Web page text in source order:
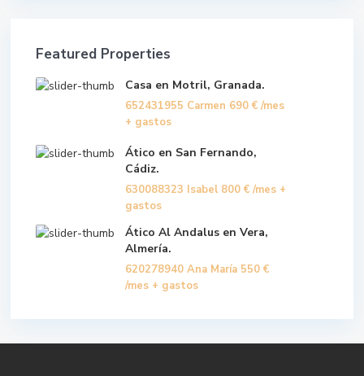
Featured Properties
Casa en Motril, Granada.
652431955 Carmen 690 € /mes
+ gastos
Ático en San Fernando,
Cádiz.
630088323 Isabel 800 € /mes +
gastos
Ático Al Andalus en Vera,
Almería.
620278940 Ana María 550 €
/mes + gastos